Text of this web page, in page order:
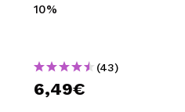
10%
(43)
6,49€